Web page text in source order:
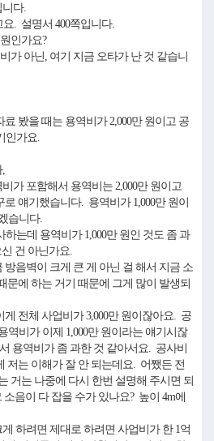
니다.
. 설명서 400쪽입니다.
인가요?
가 아닌, 여기 지금 오타가 난 것 같습니
료 봤을 때는 용역비가 2,000만 원이고 공
인가요.
,
가 포함해서 용역비는 2,000만 원이고
얘기했습니다. 용역비가 1,000만 원이
습니다.
하는데 용역비가 1,000만 원인 것도 좀 과
건 아닌가요.
방음벽이 크게 큰 게 아닌 걸 해서 지금 소
문에 하는 거기 때문에 그게 많이 발생되
게 전체 사업비가 3,000만 원이잖아요. 공
역비가 이제 1,000만 원이라는 얘기시잖
용역비가 좀 과한 것 같아서요. 공사비
저는 이해가 잘 안 되는데요. 어쨌든 전
거는 나중에 다시 한번 설명해 주시면 되
음이 다 잡을 수가 있나요? 높이 4m에
하려면 제대로 하려면 사업비가 한 1억